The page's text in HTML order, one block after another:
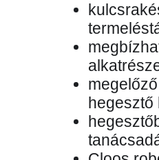
hegesztő